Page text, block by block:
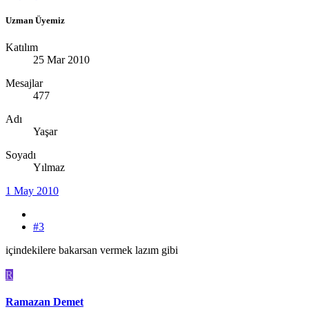
Uzman Üyemiz
Katılım
25 Mar 2010
Mesajlar
477
Adı
Yaşar
Soyadı
Yılmaz
1 May 2010
#3
içindekilere bakarsan vermek lazım gibi
R
Ramazan Demet